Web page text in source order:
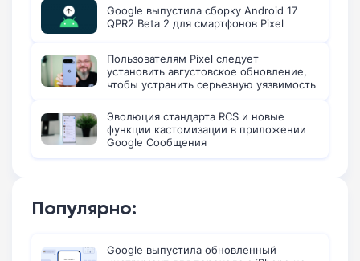
Google выпустила сборку Android 17
QPR2 Beta 2 для смартфонов Pixel
Пользователям Pixel следует
установить августовское обновление,
чтобы устранить серьезную уязвимость
Эволюция стандарта RCS и новые
функции кастомизации в приложении
Google Сообщения
Популярно:
Google выпустила обновленный